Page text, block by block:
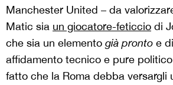
Manchester United – da
Matic sia un giocatore-feticcio di
che sia un elemento già pronto e
affidamento tecnico e pure
fatto che la Roma debba versargli